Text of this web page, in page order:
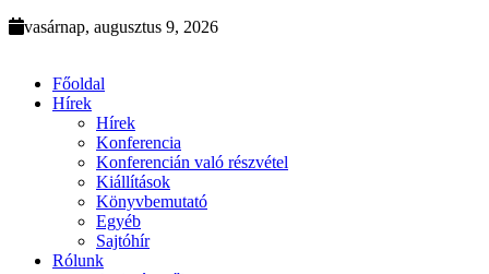
vasárnap, augusztus 9, 2026
Főoldal
Hírek
Hírek
Konferencia
Konferencián való részvétel
Kiállítások
Könyvbemutató
Egyéb
Sajtóhír
Rólunk